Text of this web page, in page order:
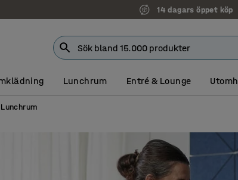
Faktura för företag
Lunchrum Entré & Lounge
Lunchrum